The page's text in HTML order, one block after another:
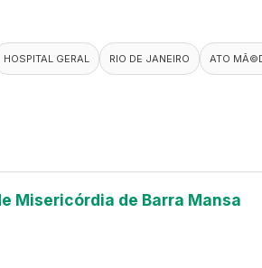
HOSPITAL GERAL RIO DE JANEIRO ATO
Misericórdia de Barra Mansa